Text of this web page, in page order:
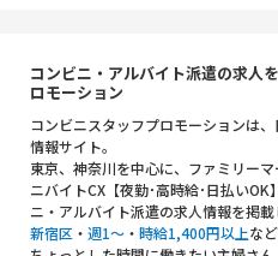
コンビニ・アルバイト派遣の求人
ロモーション
コンビニスタッフプロモーションは
情報サイト。
東京、神奈川を中心に、ファミリー
ニバイトCX【夜勤･高時給･日払い
ニ・アルバイト派遣の求人情報を掲載
新宿区 ・ 週1～ ・ 時給1,400円以上な